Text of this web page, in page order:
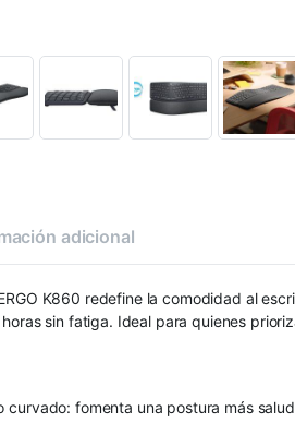
adicional
K860 redefine la comodidad al
sin fatiga. Ideal para quienes
curvado: fomenta una postura más